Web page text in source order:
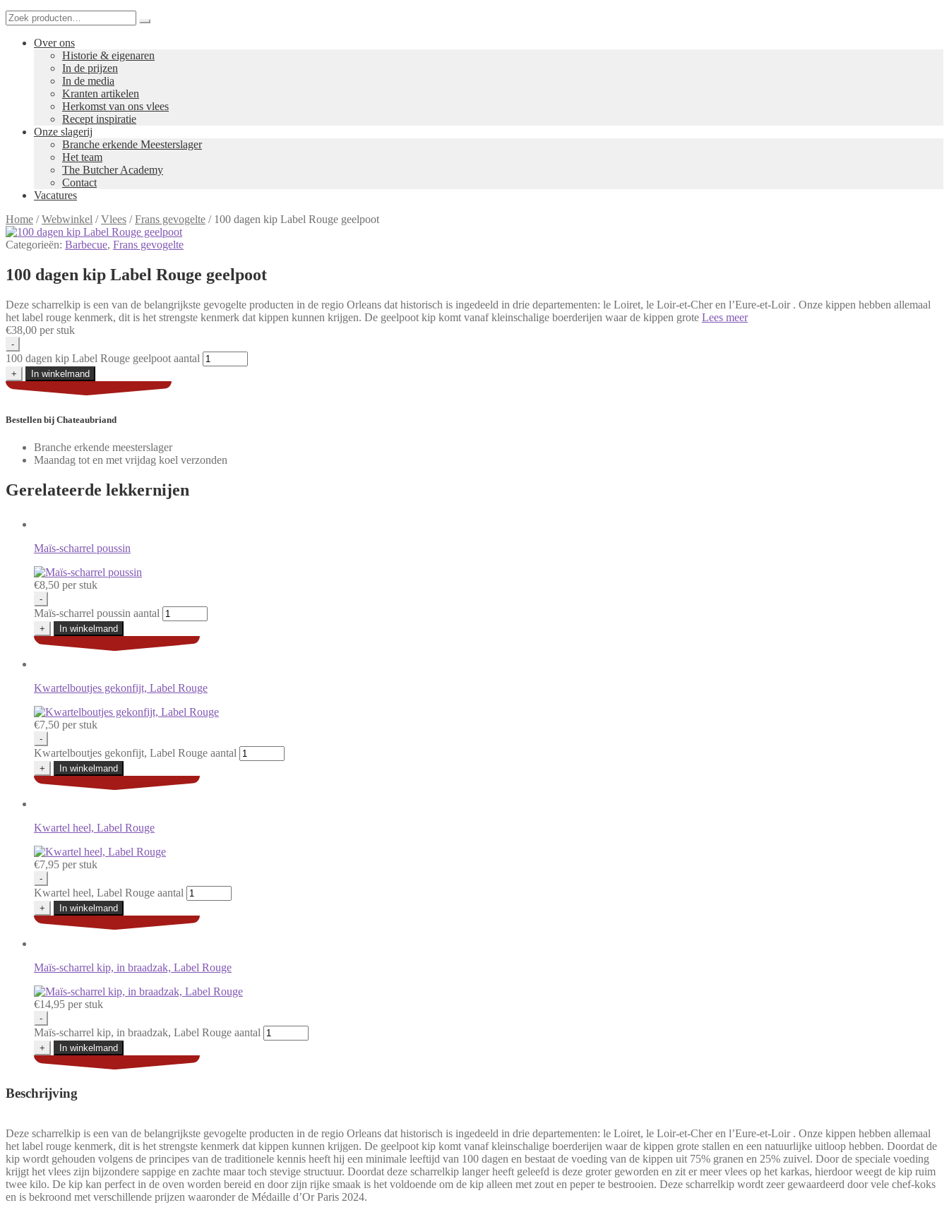
Over ons
Historie & eigenaren
In de prijzen
In de media
Kranten artikelen
Herkomst van ons vlees
Recept inspiratie
Onze slagerij
Branche erkende Meesterslager
Het team
The Butcher Academy
Contact
Vacatures
Home /Webwinkel /Vlees /Frans gevogelte / 100 dagen kip Label Rouge geelpoot
Categorieën: Barbecue, Frans gevogelte
100 dagen kip Label Rouge geelpoot
Deze scharrelkip is een van de belangrijkste gevogelte producten in de regio Orleans dat historisch is ingedeeld in drie departementen: le Loiret, le Loir-et-Cher en l’Eure-et-Loir . Onze kippen hebben allemaal
het label rouge kenmerk, dit is het strengste kenmerk dat kippen kunnen krijgen. De geelpoot kip komt vanaf kleinschalige boerderijen waar de kippen grote Lees meer
€38,00 per stuk
-
100 dagen kip Label Rouge geelpoot aantal
+ In winkelmand
Bestellen bij Chateaubriand
Branche erkende meesterslager
Maandag tot en met vrijdag koel verzonden
Gerelateerde lekkernijen
Maïs-scharrel poussin
€8,50 per stuk
-
Maïs-scharrel poussin aantal
+ In winkelmand
Kwartelboutjes gekonfijt, Label Rouge
€7,50 per stuk
-
Kwartelboutjes gekonfijt, Label Rouge aantal
+ In winkelmand
Kwartel heel, Label Rouge
€7,95 per stuk
-
Kwartel heel, Label Rouge aantal
+ In winkelmand
Maïs-scharrel kip, in braadzak, Label Rouge
€14,95 per stuk
-
Maïs-scharrel kip, in braadzak, Label Rouge aantal
+ In winkelmand
Beschrijving
Deze scharrelkip is een van de belangrijkste gevogelte producten in de regio Orleans dat historisch is ingedeeld in drie departementen: le Loiret, le Loir-et-Cher en l’Eure-et-Loir . Onze kippen hebben allemaal
het label rouge kenmerk, dit is het strengste kenmerk dat kippen kunnen krijgen. De geelpoot kip komt vanaf kleinschalige boerderijen waar de kippen grote stallen en een natuurlijke uitloop hebben. Doordat de
kip wordt gehouden volgens de principes van de traditionele kennis heeft hij een minimale leeftijd van 100 dagen en bestaat de voeding van de kippen uit 75% granen en 25% zuivel. Door de speciale voeding
krijgt het vlees zijn bijzondere sappige en zachte maar toch stevige structuur. Doordat deze scharrelkip langer heeft geleefd is deze groter geworden en zit er meer vlees op het karkas, hierdoor weegt de kip ruim
twee kilo. De kip kan perfect in de oven worden bereid en door zijn rijke smaak is het voldoende om de kip alleen met zout en peper te bestrooien. Deze scharrelkip wordt zeer gewaardeerd door vele chef-koks
en is bekroond met verschillende prijzen waaronder de Médaille d’Or Paris 2024.